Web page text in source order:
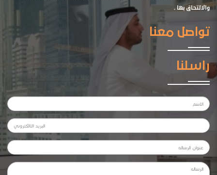
والالتحاق بها .
تواصل معنا
راسلنا